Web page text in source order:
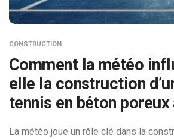
CONSTRUCTION
Comment la météo
elle la construction
tennis en béton poreux
La météo joue un rôle clé dans la